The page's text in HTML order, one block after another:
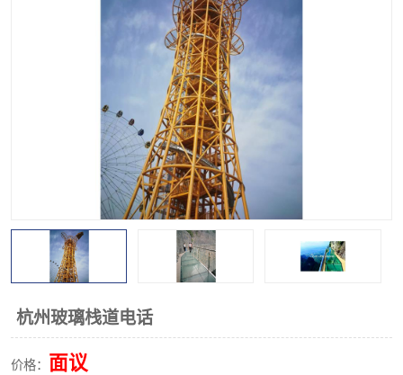
杭州玻璃栈道电话
价格： 面议
水上乐园设备
攀岩器材
空中自行车
玻璃滑道
网红桥
拓展器材 丛林穿越设备
玻璃栈道